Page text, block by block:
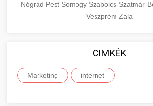
Nógrád Pest Somogy Szabolcs-Szatmár-
Veszprém Zala
CIMKÉK
Marketing internet